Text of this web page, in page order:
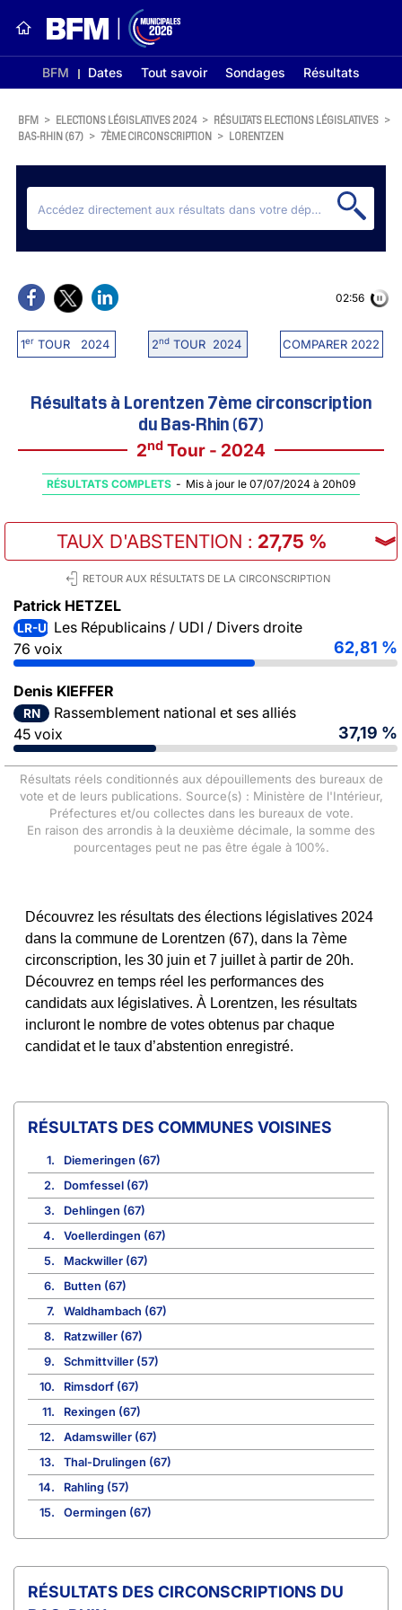
BFM Dates Tout savoir Sondages Résultats
BFM > ELECTIONS LÉGISLATIVES 2024 > RÉSULTATS ELECTIONS LÉGISLATIVES >
BAS-RHIN (67) > 7ÈME CIRCONSCRIPTION > LORENTZEN
1erTOUR 2024 2ndTOUR 2024 COMPARER 2022
02:56
Résultats à Lorentzen 7ème circonscription
du Bas-Rhin (67)
2nd Tour - 2024
RÉSULTATS COMPLETS - Mis à jour le 07/07/2024 à 20h09
TAUX D'ABSTENTION : 27,75 % ︾
RETOUR AUX RÉSULTATS DE LA CIRCONSCRIPTION
Patrick HETZEL
LR-UDI-DVDLes Républicains / UDI / Divers droite
76 voix
62,81 %
Denis KIEFFER
RN
Rassemblement national et ses alliés
45 voix
37,19 %
Résultats réels conditionnés aux dépouillements des bureaux de
vote et de leurs publications. Source(s) : Ministère de l'Intérieur,
Préfectures et/ou collectes dans les bureaux de vote.
En raison des arrondis à la deuxième décimale, la somme des
pourcentages peut ne pas être égale à 100%.
Découvrez les résultats des élections législatives 2024
dans la commune de Lorentzen (67), dans la 7ème
circonscription, les 30 juin et 7 juillet à partir de 20h.
Découvrez en temps réel les performances des
candidats aux législatives. À Lorentzen, les résultats
incluront le nombre de votes obtenus par chaque
candidat et le taux d’abstention enregistré.
COMMUNES VOISINES
1.
Diemeringen (67)
2.
Domfessel (67)
3.
Dehlingen (67)
4.
Voellerdingen (67)
5.
Mackwiller (67)
6.
Butten (67)
7.
Waldhambach (67)
8.
Ratzwiller (67)
9.
Schmittviller (57)
10.
Rimsdorf (67)
11.
Rexingen (67)
12.
Adamswiller (67)
13.
Thal-Drulingen (67)
14.
Rahling (57)
15.
Oermingen (67)
CIRCONSCRIPTIONS DU